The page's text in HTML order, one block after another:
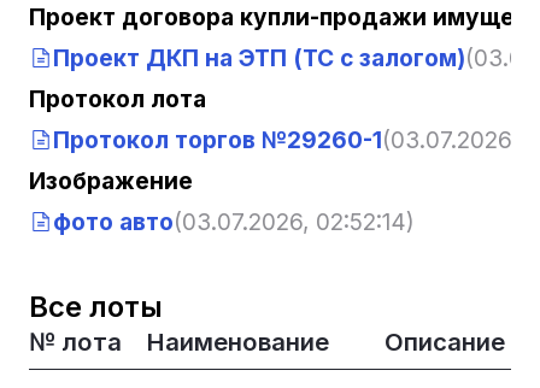
Проект договора купли-продажи
Проект ДКП на ЭТП (ТС с залогом)
Протокол лота
Протокол торгов №29260-1(03.07.2026,
Изображение
фото авто(03.07.2026, 02:52:14)
Все лоты
№ лота Наименование Описание